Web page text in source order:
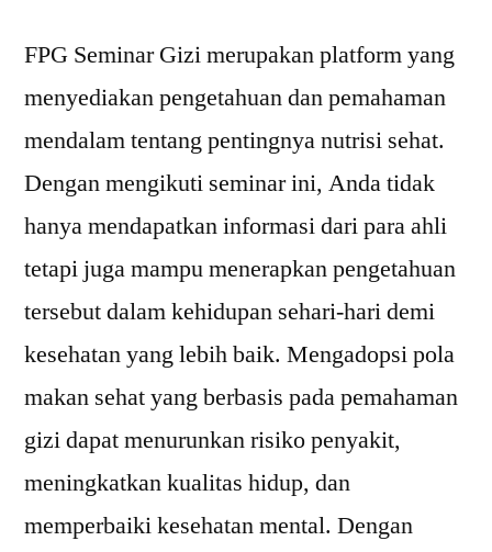
FPG Seminar Gizi merupakan platform yang
menyediakan pengetahuan dan pemahaman
mendalam tentang pentingnya nutrisi sehat.
Dengan mengikuti seminar ini, Anda tidak
hanya mendapatkan informasi dari para ahli
tetapi juga mampu menerapkan pengetahuan
tersebut dalam kehidupan sehari-hari demi
kesehatan yang lebih baik. Mengadopsi pola
makan sehat yang berbasis pada pemahaman
gizi dapat menurunkan risiko penyakit,
meningkatkan kualitas hidup, dan
memperbaiki kesehatan mental. Dengan